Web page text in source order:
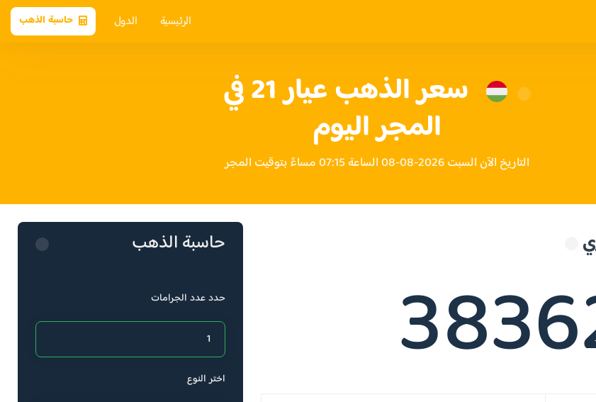
الرئيسية الدول حاسبة الذهب
سعر الذهب عيار 21 في
المجر اليوم
التاريخ الآن السبت 2026-08-08 الساعة 07:15 مساءً بتوقيت المجر
حاسبة الذهب
حدد عدد الجرامات
اختر النوع